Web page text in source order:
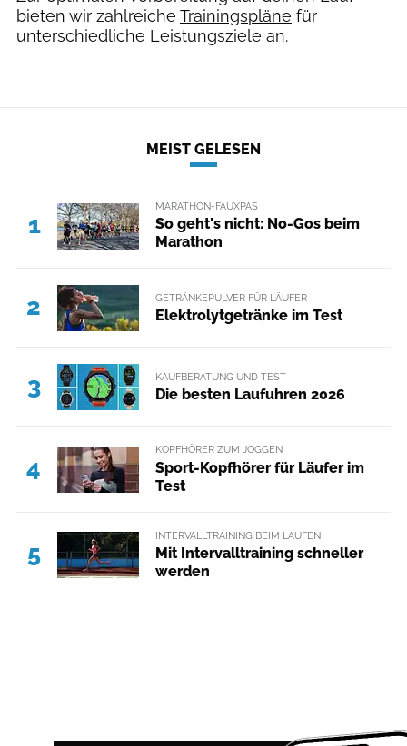
bieten wir zahlreiche Trainingspläne für
unterschiedliche Leistungsziele an.
MEIST GELESEN
1
MARATHON-FAUXPAS
So geht's nicht: No-Gos beim
Marathon
2 GETRÄNKEPULVER FÜR LÄUFER
Elektrolytgetränke im Test
3 KAUFBERATUNG UND TEST
Die besten Laufuhren 2026
4
KOPFHÖRER ZUM JOGGEN
Sport-Kopfhörer für Läufer im
Test
5
INTERVALLTRAINING BEIM LAUFEN
Mit Intervalltraining schneller
werden